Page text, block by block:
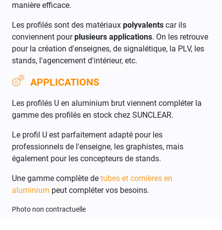
manière efficace.
Les profilés sont des matériaux polyvalents car ils
conviennent pourplusieurs applications. On les retrouve
pour la création d'enseignes, de signalétique, la PLV, les
stands, l'agencement d'intérieur, etc.
APPLICATIONS
Les profilés U en aluminium brut viennent compléter la
gamme des profilés en stock chez SUNCLEAR.
Le profil U est parfaitement adapté pour les
professionnels de l'enseigne, les graphistes, mais
également pour les concepteurs de stands.
Une gamme complète de tubes et cornières en
aluminium peut compléter vos besoins.
Photo non contractuelle